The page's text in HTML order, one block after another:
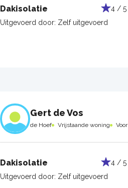
Dakisolatie
4 / 5
Uitgevoerd door: Zelf uitgevoerd
Gert de Vos
de Hoef Vrijstaande woning
Dakisolatie
4 / 5
Uitgevoerd door: Zelf uitgevoerd